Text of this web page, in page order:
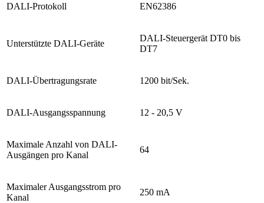
DALI-Protokoll EN62386
Unterstützte DALI-Geräte
DALI-Steuergerät DT0 bis
DT7
DALI-Übertragungsrate 1200 bit/Sek.
DALI-Ausgangsspannung 12 - 20,5 V
Maximale Anzahl von DALI-
Ausgängen pro Kanal
64
Maximaler Ausgangsstrom pro
Kanal
250 mA